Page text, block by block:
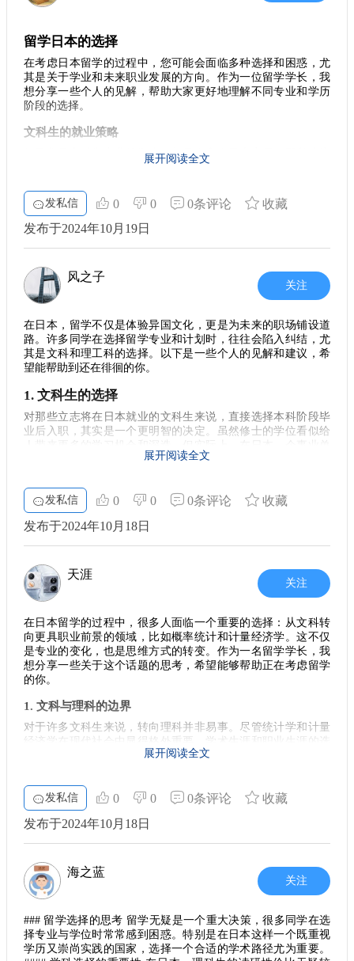
留学日本的选择
在考虑日本留学的过程中，您可能会面临多种选择和困惑，尤
其是关于学业和未来职业发展的方向。作为一位留学学长，我
想分享一些个人的见解，帮助大家更好地理解不同专业和学历
阶段的选择。
文科生的就业策略
如果您是文科类专业的学生，并且有意在日本定居，那我建议
您从大三下学期就开始关注就业活动。早早进入职场，可以让
业offer）。在这种情况下，攻读硕士学位的必要性可能并不
高，毕竟获得内定后的职业发展和薪资待遇与学历的关系并不
像大家想象的那么紧密。
理工科生的升学考虑
对于理工科专业的同学，情况略有不同。如果您打算在日本的
大型企业内工作，考取国立大学的硕士学位无疑是一个明智的
选择。这不单单是个别企业的要求，更是日本职场文化中的一
备。
留在日本还是回国发展？
隐含在留学选择之中的还有您未来的职业规划。如果您打算积
累一些实战经验再回国发展，不论您的专业是什么，读硕士都
是个不错的选择。许多公司在审阅简历时，对申请者的学历有
明确的要求，往往硕士研究生的学历会成为一个重要的门槛。
因此，提升自己的学术背景，将会在您回国求职时带来更多机
随着留学热潮的升温，越来越多的学生开始思考如何在日本的
学习和生活中获取最大价值。其实，留学并不仅仅是获取学位
的问题，更重要的是经历和能力的培养。即使是在不同的学术
总结经验，珍惜机会
总而言之，无论您是打算长留日本，还是回国发展，做出明确
思考，不断适应变化的市场需求，您就能够在竞争激烈的职场
中脱颖而出。同时，切记要珍惜在日本的留学生活，这不仅是
一段学习的旅程，更是人生中重要的成长经历。 希望这些观点
能够为您在留学之路上提供一些参考与帮助！如果您有任何关
于日本留学的疑问，随时可以向我咨询。祝您留学顺利，未来
可期！
展开阅读全文
发私信 0 0 0条评论
收藏
发布于2024年10月19日
风之子
关注
在日本，留学不仅是体验异国文化，更是为未来的职场铺设道
路。许多同学在选择留学专业和计划时，往往会陷入纠结，尤
其是文科和理工科的选择。以下是一些个人的见解和建议，希
望能帮助到还在徘徊的你。
1. 文科生的选择
对那些立志将在日本就业的文科生来说，直接选择本科阶段毕
业后入职，其实是一个更明智的决定。虽然修士的学位看似给
位更看重你的工作经验和技能。以明治大学
学术道路上徘徊，不如利用这段时间踏入职场，积累实践经
验。
2. 理工科的优势
其是如果你能进入一些知名的大学，比如早稻田或庆应义塾大
学，或者国立的东京工业大学、各个帝国大学，都会为你的未
来增添不少光彩。这里不仅可以接触到前沿的专业知识，还有
3. 就业市场的期待
在理解文科和理工科的不同选择后，咱们再来聊聊日本的就业
市场。如今，许多日本公司开始逐渐意识到多样性的重要性，
因此对外国留学生的需求在不断上升。不论你是哪个专业，拥
有良好的日语能力和跨文化沟通能力，都是脱颖而出的关键。
而掌握专业的同时，多去参加实习或社会实践，能让你在求职
时更具竞争力。
4. 个人规划的重要性
要的。尤其是在留学的初期，提前规划自己的职业路线，明确
每个阶段需要提升的技能，将有助于你在后续的学习和生活中
更加集中注意力。设定目标、制定计划，再加上实际行动，你
5. 总结与展望
选择留学是一段既兴奋又挑战的旅程。在这条路上，要根据自
己的学科背景和未来职业规划，作出最合理的选择。无论是文
科生直接进入职场，还是理工科的深造之路，都要保持对自身
发展的清晰认知。希望每一位准备留学的同学都能在这段经历
中，找到属于自己的美好未来。对于那些在选择中犹豫不决的
同学们，不妨就给自己一个压力，尽快采取行动，毕竟，成功
展开阅读全文
发私信 0 0 0条评论
收藏
发布于2024年10月18日
天涯
关注
在日本留学的过程中，很多人面临一个重要的选择：从文科转
向更具职业前景的领域，比如概率统计和计量经济学。这不仅
是专业的变化，也是思维方式的转变。作为一名留学学长，我
想分享一些关于这个话题的思考，希望能够帮助正在考虑留学
的你。
1. 文科与理科的边界
对于许多文科生来说，转向理科并非易事。尽管统计学和计量
经济学在现代社会中显得格外重要，学术生涯和职业生涯的选
择也让人感到充满诱惑。但是，除了职业的吸引力，转专业也
字感到畏惧，或者没有扎实的数学基础，那么这种转变可能会
让你倍感压力。 对于许多选择继续深造的学生来说，尤其是那
些目标明确的学习者，能够进入对于自己的专业背景给予高度
认可的学校显得尤为重要。比如，相关专业在日本的顶尖院校
如早稻田大学、一桥大学和东京大学等排名较高的学校，就提
2. 学校的选择至关重要
选择学校的时候，不仅要考虑自己的兴趣，还要考虑目标学校
的专业强项。以学术排名为依据，若你的背景偏文科，那么选
择像早稻田和一桥这样的学校可能会更具优势。这不仅仅是学
校的声誉问题，学校所提供的资源、教授的研究方向以及校友
展开阅读全文
发私信 0 0 0条评论
收藏
发布于2024年10月18日
海之蓝
关注
### 留学选择的思考 留学无疑是一个重大决策，很多同学在选
择专业与学位时常常感到困惑。特别是在日本这样一个既重视
学历又崇尚实践的国家，选择一个合适的学术路径尤为重要。